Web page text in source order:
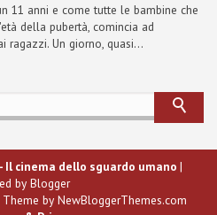
11 anni e come tutte le bambine che
della pubertà, comincia ad
ragazzi. Un giorno, quasi...
- Il cinema dello sguardo umano |
by Blogger
by NewBloggerThemes.com